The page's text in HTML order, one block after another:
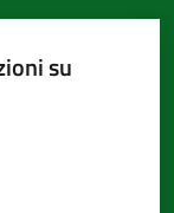
su